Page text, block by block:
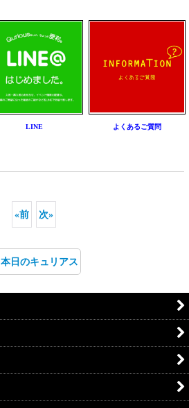
LINE よくあるご質問
«前 次»
本日のキュリアス